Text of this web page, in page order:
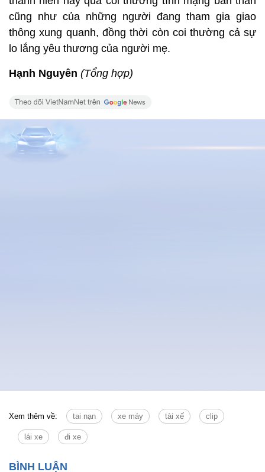
cũng như của những người đang tham gia giao
thông xung quanh, đồng thời còn coi thường cả sự
lo lắng yêu thương của người mẹ.
Hạnh Nguyên (Tổng hợp)
Xem thêm về: tai nạn xe máy tài xế clip
lái xe đi xe